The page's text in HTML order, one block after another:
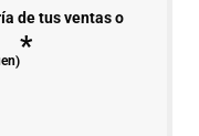
de tus ventas o
*